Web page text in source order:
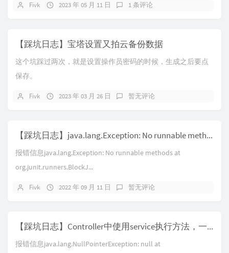
Fivk 2023 年 05 月 11 日 1 条评论
【踩坑日志】宝塔设置又拍云备份数据
这个坑踩过两次，就是设置操作员密码的时候，生成之后要点
保存。
Fivk 2023 年 03 月 26 日 暂无评论
【踩坑日志】java.lang.Exception: No runnable methods
报错信息java.lang.Exception: No runnable methods at
org.junit.runners.BlockJ...
Fivk 2022 年 09 月 11 日 暂无评论
【踩坑日志】Controller中使用service执行方法，一直提示NULL
报错信息java.lang.NullPointerException: null at